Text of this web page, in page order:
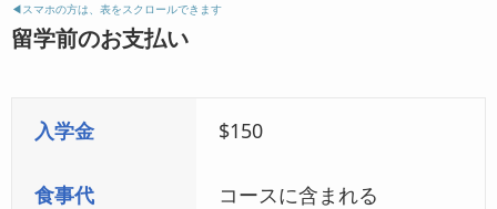
マンツーマン
マンツーマン 8コマ×50分
◀︎スマホの方は、表をスクロールできます
留学前のお支払い
入学金 $150
食事代 コースに含まれる